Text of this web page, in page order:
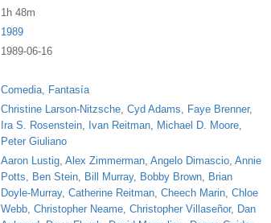
1h 48m
1989
1989-06-16
Comedia, Fantasía
Christine Larson-Nitzsche, Cyd Adams, Faye Brenner,
Ira S. Rosenstein, Ivan Reitman, Michael D. Moore,
Peter Giuliano
Aaron Lustig, Alex Zimmerman, Angelo Dimascio, Annie
Potts, Ben Stein, Bill Murray, Bobby Brown, Brian
Doyle-Murray, Catherine Reitman, Cheech Marin, Chloe
Webb, Christopher Neame, Christopher Villaseñor, Dan